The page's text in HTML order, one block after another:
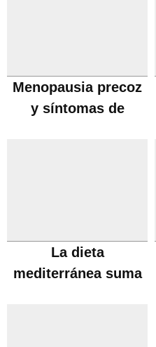
Menopausia precoz
y síntomas de
La dieta
mediterránea suma